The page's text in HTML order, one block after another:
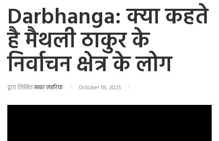
Darbhanga: क्या कहते
है मैथली ठाकुर के
निर्वाचन क्षेत्र के लोग
द्वारा लिखितखबर लहरिया October 18, 2025